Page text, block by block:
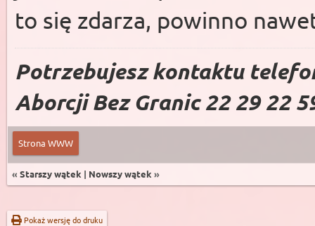
to się zdarza, powinno
Potrzebujesz kontaktu
Aborcji Bez Granic 22 29 22
Strona WWW
« Starszy wątek | Nowszy wątek »
Pokaż wersję do druku